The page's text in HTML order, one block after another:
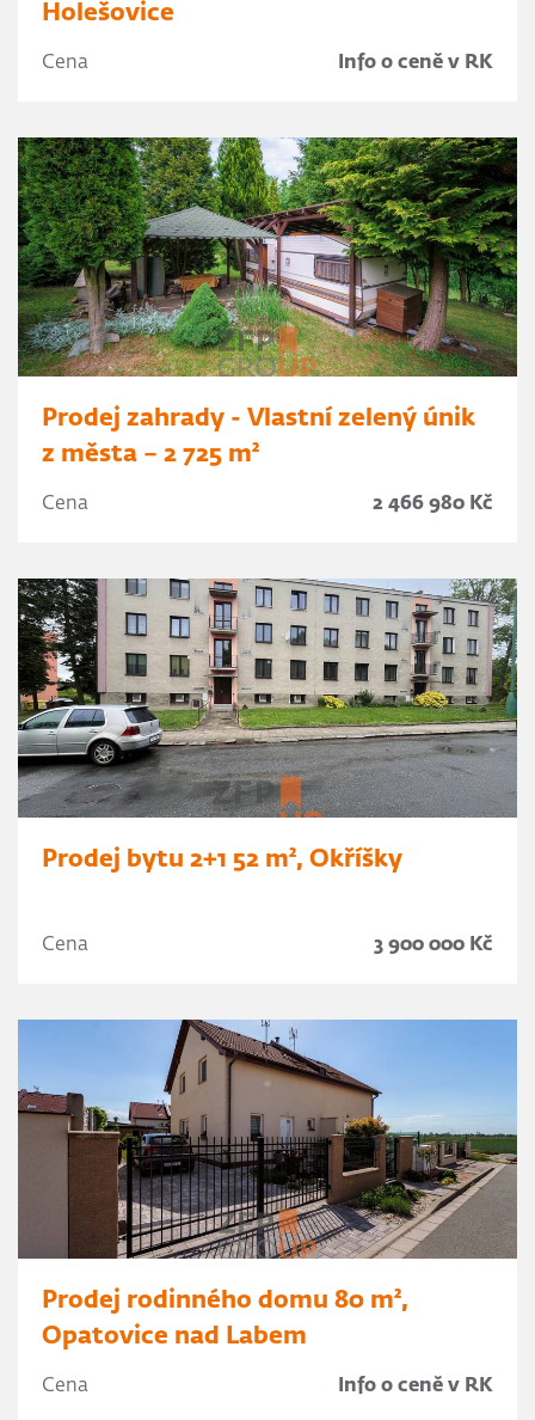
Holešovice
Cena Info o ceně v RK
Prodej zahrady - Vlastní zelený únik
z města – 2 725 m²
Cena 2 466 980 Kč
Prodej bytu 2+1 52 m², Okříšky
Cena 3 900 000 Kč
Prodej rodinného domu 80 m²,
Opatovice nad Labem
Cena Info o ceně v RK